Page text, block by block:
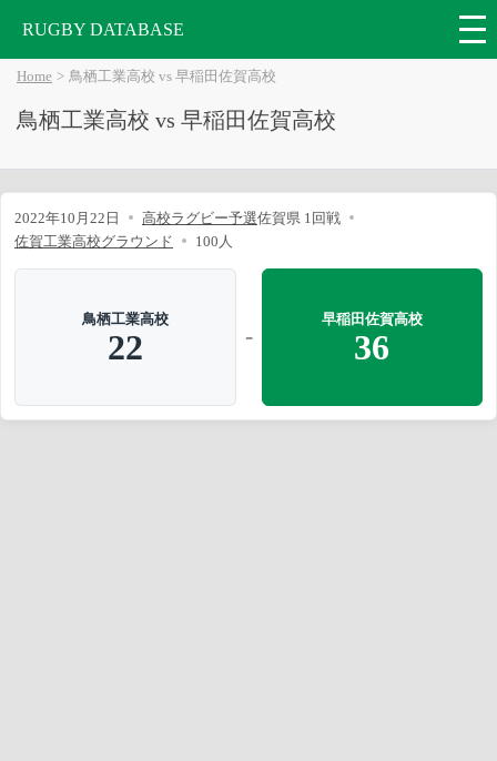
RUGBY DATABASE
Home 鳥栖工業高校 vs 早稲田佐賀高校
鳥栖工業高校 vs 早稲田佐賀高校
2022年10月22日 高校ラグビー予選佐賀県 1回戦
佐賀工業高校グラウンド
100人
鳥栖工業高校
22 -
早稲田佐賀高校
36